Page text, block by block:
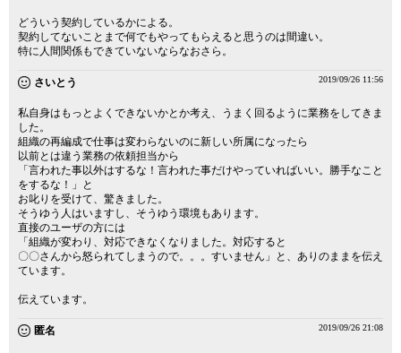
どういう契約しているかによる。
契約してないことまで何でもやってもらえると思うのは間違い。
特に人間関係もできていないならなおさら。
さいとう 2019/09/26 11:56
私自身はもっとよくできないかとか考え、うまく回るように業務をしてきま
した。
組織の再編成で仕事は変わらないのに新しい所属になったら
以前とは違う業務の依頼担当から
「言われた事以外はするな！言われた事だけやっていればいい。勝手なこと
をするな！」と
お叱りを受けて、驚きました。
そうゆう人はいますし、そうゆう環境もあります。
直接のユーザの方には
「組織が変わり、対応できなくなりました。対応すると
〇〇さんから怒られてしまうので。。。すいません」と、ありのままを伝え
ています。
伝えています。
匿名 2019/09/26 21:08